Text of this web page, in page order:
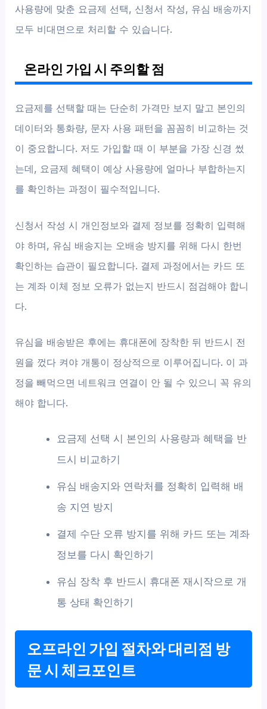
사용량에 맞춘 요금제 선택, 신청서 작성, 유심 배송까지
모두 비대면으로 처리할 수 있습니다.
온라인 가입 시 주의할 점
요금제를 선택할 때는 단순히 가격만 보지 말고 본인의
데이터와 통화량, 문자 사용 패턴을 꼼꼼히 비교하는 것
이 중요합니다. 저도 가입할 때 이 부분을 가장 신경 썼
는데, 요금제 혜택이 예상 사용량에 얼마나 부합하는지
를 확인하는 과정이 필수적입니다.
신청서 작성 시 개인정보와 결제 정보를 정확히 입력해
야 하며, 유심 배송지는 오배송 방지를 위해 다시 한번
확인하는 습관이 필요합니다. 결제 과정에서는 카드 또
는 계좌 이체 정보 오류가 없는지 반드시 점검해야 합니
다.
유심을 배송받은 후에는 휴대폰에 장착한 뒤 반드시 전
원을 껐다 켜야 개통이 정상적으로 이루어집니다. 이 과
정을 빼먹으면 네트워크 연결이 안 될 수 있으니 꼭 유의
해야 합니다.
요금제 선택 시 본인의 사용량과 혜택을 반
드시 비교하기
유심 배송지와 연락처를 정확히 입력해 배
송 지연 방지
결제 수단 오류 방지를 위해 카드 또는 계좌
정보를 다시 확인하기
유심 장착 후 반드시 휴대폰 재시작으로 개
통 상태 확인하기
오프라인 가입 절차와 대리점 방
문 시 체크포인트